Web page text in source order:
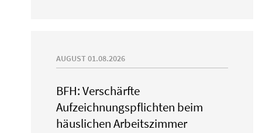
AUGUST 01.08.2026
BFH: Verschärfte
Aufzeichnungspflichten beim
häuslichen Arbeitszimmer